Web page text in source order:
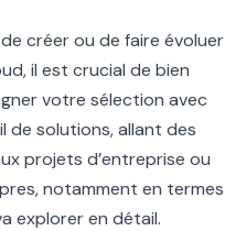
créer ou de faire évoluer
il est crucial de bien
votre sélection avec
de solutions, allant des
projets d’entreprise ou
notamment en termes
explorer en détail.